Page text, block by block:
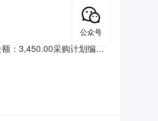
：3,450.00采购计划编
公众号